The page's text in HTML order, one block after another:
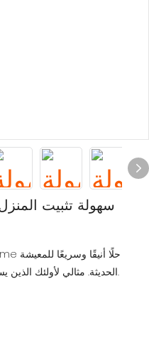
سهولة تثبيت
الحديثة. مثالي لأولئك الذين يسعون لتثبيت منزل قابل للفصل دون عناء.